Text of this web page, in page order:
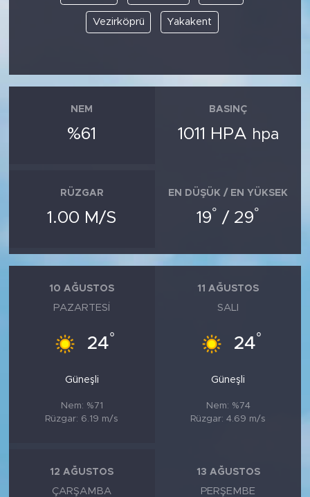
Vezirköprü Yakakent
NEM
%61
BASINÇ
1011 HPA hpa
RÜZGAR
1.00 M/S
EN DÜŞÜK / EN YÜKSEK
19° / 29°
10 AĞUSTOS
PAZARTESI
24°
Güneşli
Nem: %71
Rüzgar: 6.19 m/s
11 AĞUSTOS
SALI
24°
Güneşli
Nem: %74
Rüzgar: 4.69 m/s
12 AĞUSTOS
ÇARŞAMBA
13 AĞUSTOS
PERŞEMBE